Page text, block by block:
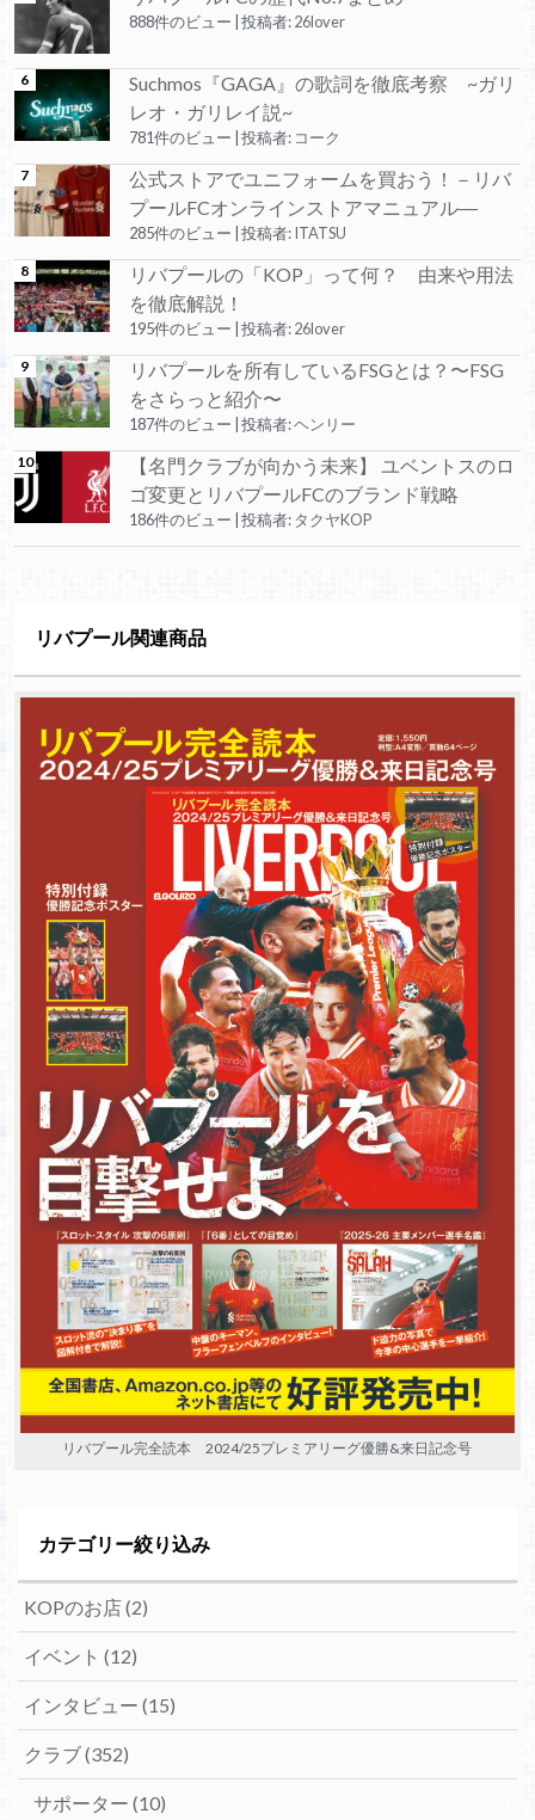
888件のビュー 投稿者:26lover
Suchmos『GAGA』の歌詞を徹底考察 ~ガリ
レオ・ガリレイ説~
781件のビュー 投稿者: コーク
公式ストアでユニフォームを買おう！－リバ
プールFCオンラインストアマニュアル―
285件のビュー 投稿者:ITATSU
リバプールの「KOP」って何？ 由来や用法
を徹底解説！
195件のビュー 投稿者:26lover
リバプールを所有しているFSGとは？〜FSG
をさらっと紹介〜
187件のビュー 投稿者:ヘンリー
【名門クラブが向かう未来】 ユベントスのロ
ゴ変更とリバプールFCのブランド戦略
186件のビュー 投稿者: タクヤKOP
リバプール関連商品
リバプール完全読本 2024/25プレミアリーグ優勝&来日記念号
カテゴリー絞り込み
KOPのお店(2)
イベント (12)
インタビュー (15)
クラブ(352)
サポーター (10)